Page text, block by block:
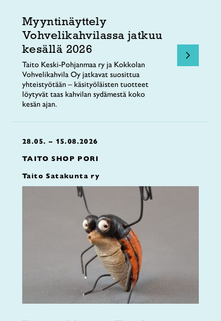
Myyntinäyttely
Vohvelikahvilassa jatkuu
kesällä 2026
Taito Keski-Pohjanmaa ry ja Kokkolan
Vohvelikahvila Oy jatkavat suosittua
yhteistyötään – käsityöläisten tuotteet
löytyvät taas kahvilan sydämestä koko
kesän ajan.
28.05. – 15.08.2026
TAITO SHOP PORI
Taito Satakunta ry